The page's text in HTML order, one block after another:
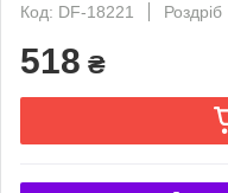
Код: DF-18221
Роздріб
518 ₴